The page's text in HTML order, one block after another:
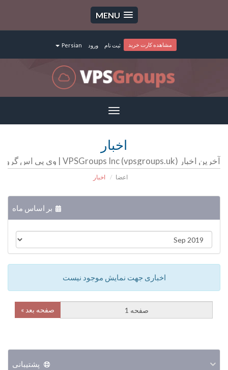
MENU
Persian ورود ثبت نام مشاهده کارت خرید
Toggle
navigation
اخبار
آخرین اخبار VPSGroups Inc (vpsgroups.uk) | وی پی اس گروپ | سرور مجازی | سرور اختصاصی | هاست
اعضا اخبار
بر اساس ماه
اخباری جهت نمایش موجود نیست
صفحه بعد »
پشتیبانی